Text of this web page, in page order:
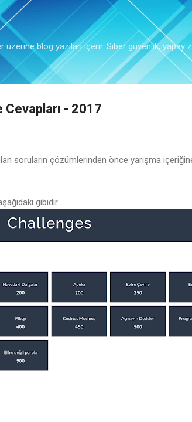
Ana içeriğe atla
üzerine blog yazıları içerir. Siber güvenlik, yapay
- 2017
soruların çözümlerinden önce yarışma
gibidir.